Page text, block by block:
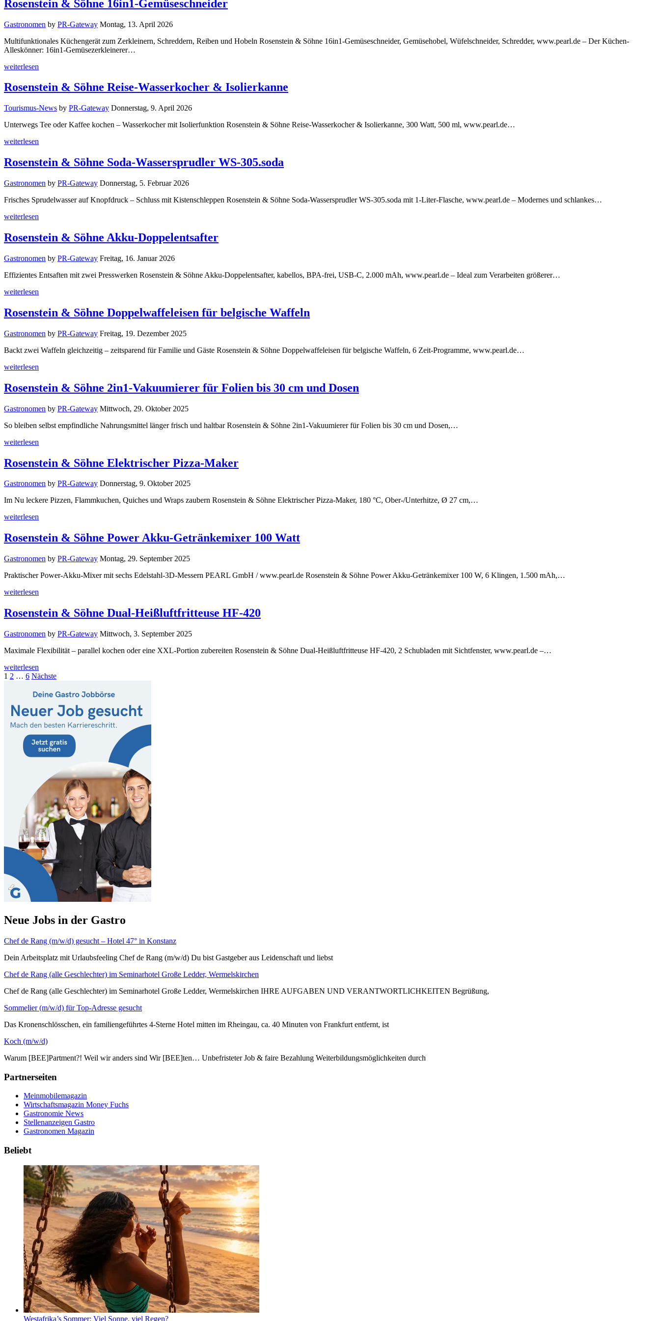
Rosenstein & Söhne 16in1-Gemüseschneider
Gastronomen by PR-Gateway Montag, 13. April 2026
Multifunktionales Küchengerät zum Zerkleinern, Schreddern, Reiben und Hobeln Rosenstein & Söhne 16in1-Gemüseschneider, Gemüsehobel, Wüfelschneider, Schredder, www.pearl.de – Der Küchen-
Alleskönner: 16in1-Gemüsezerkleinerer…
weiterlesen
Rosenstein & Söhne Reise-Wasserkocher & Isolierkanne
Tourismus-News by PR-Gateway Donnerstag, 9. April 2026
Unterwegs Tee oder Kaffee kochen – Wasserkocher mit Isolierfunktion Rosenstein & Söhne Reise-Wasserkocher & Isolierkanne, 300 Watt, 500 ml, www.pearl.de…
weiterlesen
Rosenstein & Söhne Soda-Wassersprudler WS-305.soda
Gastronomen by PR-Gateway Donnerstag, 5. Februar 2026
Frisches Sprudelwasser auf Knopfdruck – Schluss mit Kistenschleppen Rosenstein & Söhne Soda-Wassersprudler WS-305.soda mit 1-Liter-Flasche, www.pearl.de – Modernes und schlankes…
weiterlesen
Rosenstein & Söhne Akku-Doppelentsafter
Gastronomen by PR-Gateway Freitag, 16. Januar 2026
Effizientes Entsaften mit zwei Presswerken Rosenstein & Söhne Akku-Doppelentsafter, kabellos, BPA-frei, USB-C, 2.000 mAh, www.pearl.de – Ideal zum Verarbeiten größerer…
weiterlesen
Rosenstein & Söhne Doppelwaffeleisen für belgische Waffeln
Gastronomen by PR-Gateway Freitag, 19. Dezember 2025
Backt zwei Waffeln gleichzeitig – zeitsparend für Familie und Gäste Rosenstein & Söhne Doppelwaffeleisen für belgische Waffeln, 6 Zeit-Programme, www.pearl.de…
weiterlesen
Rosenstein & Söhne 2in1-Vakuumierer für Folien bis 30 cm und Dosen
Gastronomen by PR-Gateway Mittwoch, 29. Oktober 2025
So bleiben selbst empfindliche Nahrungsmittel länger frisch und haltbar Rosenstein & Söhne 2in1-Vakuumierer für Folien bis 30 cm und Dosen,…
weiterlesen
Rosenstein & Söhne Elektrischer Pizza-Maker
Gastronomen by PR-Gateway Donnerstag, 9. Oktober 2025
Im Nu leckere Pizzen, Flammkuchen, Quiches und Wraps zaubern Rosenstein & Söhne Elektrischer Pizza-Maker, 180 °C, Ober-/Unterhitze, Ø 27 cm,…
weiterlesen
Rosenstein & Söhne Power Akku-Getränkemixer 100 Watt
Gastronomen by PR-Gateway Montag, 29. September 2025
Praktischer Power-Akku-Mixer mit sechs Edelstahl-3D-Messern PEARL GmbH / www.pearl.de Rosenstein & Söhne Power Akku-Getränkemixer 100 W, 6 Klingen, 1.500 mAh,…
weiterlesen
Rosenstein & Söhne Dual-Heißluftfritteuse HF-420
Gastronomen by PR-Gateway Mittwoch, 3. September 2025
Maximale Flexibilität – parallel kochen oder eine XXL-Portion zubereiten Rosenstein & Söhne Dual-Heißluftfritteuse HF-420, 2 Schubladen mit Sichtfenster, www.pearl.de –…
weiterlesen
Seitennummerierung
Beiträge
1 2 … 6 Nächste
Neue Jobs in der Gastro
Chef de Rang (m/w/d) gesucht – Hotel 47° in Konstanz
Dein Arbeitsplatz mit Urlaubsfeeling Chef de Rang (m/w/d) Du bist Gastgeber aus Leidenschaft und liebst
Chef de Rang (alle Geschlechter) im Seminarhotel Große Ledder, Wermelskirchen
Chef de Rang (alle Geschlechter) im Seminarhotel Große Ledder, Wermelskirchen IHRE AUFGABEN UND VERANTWORTLICHKEITEN Begrüßung,
Sommelier (m/w/d) für Top-Adresse gesucht
Das Kronenschlösschen, ein familiengeführtes 4-Sterne Hotel mitten im Rheingau, ca. 40 Minuten von Frankfurt entfernt, ist
Koch (m/w/d)
Warum [BEE]Partment?! Weil wir anders sind Wir [BEE]ten… Unbefristeter Job & faire Bezahlung Weiterbildungsmöglichkeiten durch
Partnerseiten
Meinmobilemagazin
Wirtschaftsmagazin Money Fuchs
Gastronomie News
Stellenanzeigen Gastro
Gastronomen Magazin
Beliebt
Westafrika’s Sommer: Viel Sonne, viel Regen?